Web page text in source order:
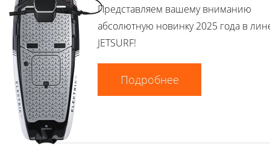
Представляем вашему вниманию
абсолютную новинку 2025 года в
JETSURF!
Подробнее